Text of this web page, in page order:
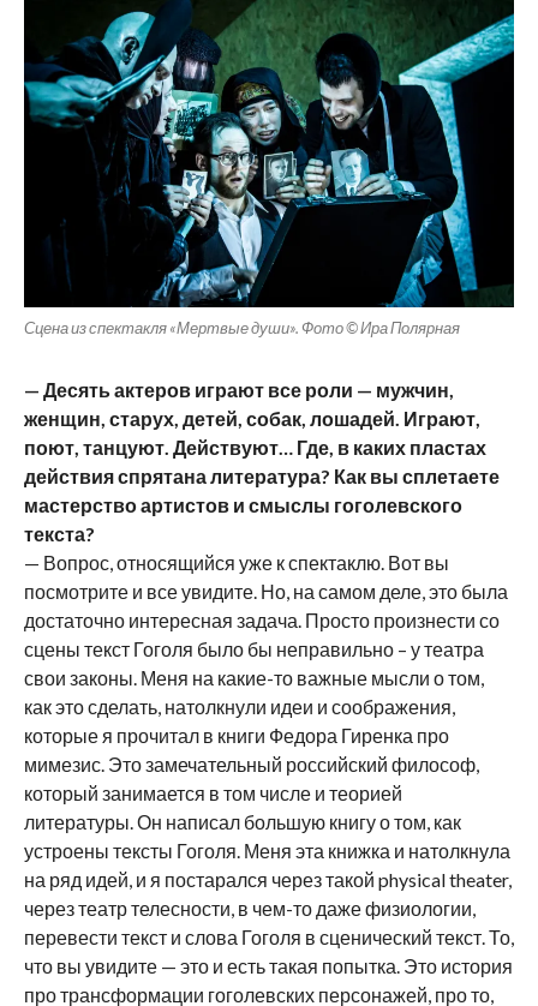
Сцена из спектакля «Мертвые души». Фото © Ира Полярная
— Десять актеров играют все роли — мужчин,
женщин, старух, детей, собак, лошадей. Играют,
поют, танцуют. Действуют… Где, в каких пластах
действия спрятана литература? Как вы сплетаете
мастерство артистов и смыслы гоголевского
текста?
— Вопрос, относящийся уже к спектаклю. Вот вы
посмотрите и все увидите. Но, на самом деле, это была
достаточно интересная задача. Просто произнести со
сцены текст Гоголя было бы неправильно – у театра
свои законы. Меня на какие-то важные мысли о том,
как это сделать, натолкнули идеи и соображения,
которые я прочитал в книги Федора Гиренка про
мимезис. Это замечательный российский философ,
который занимается в том числе и теорией
литературы. Он написал большую книгу о том, как
устроены тексты Гоголя. Меня эта книжка и натолкнула
на ряд идей, и я постарался через такой physical theater,
через театр телесности, в чем-то даже физиологии,
перевести текст и слова Гоголя в сценический текст. То,
что вы увидите — это и есть такая попытка. Это история
про трансформации гоголевских персонажей, про то,